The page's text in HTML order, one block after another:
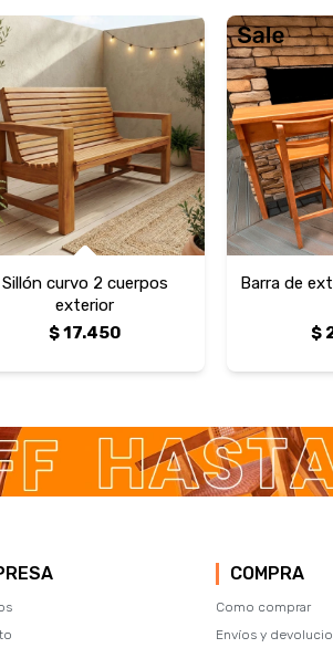
Sillón curvo 2 cuerpos
exterior
$17.450
Barra de
$
COMPRA
Como comprar
Envíos y